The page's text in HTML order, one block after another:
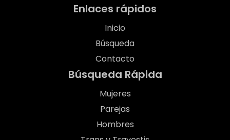
Enlaces rápidos
Inicio
Búsqueda
Contacto
Búsqueda Rápida
Mujeres
Parejas
Hombres